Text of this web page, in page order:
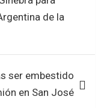
de la
ser embestido
en San José